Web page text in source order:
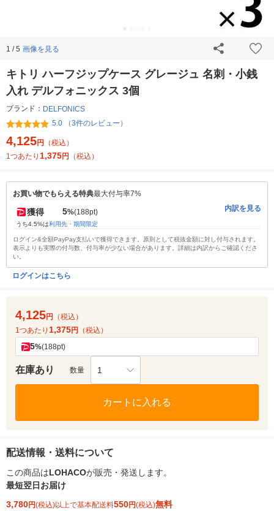
1 / 5 画像を見る
キトリ ハーフジップケース グレージュ 名刺・小銭
入れ デルフォニックス 3個
ブランド： DELFONICS
5.0 （3件のレビュー）
4,125円
（税込）
1つあたり 1,375円 （税込）
お買い物でもらえる特典最大付与率7%
獲得 5%(188pt)
うち4.5%は利用先・期間限定
内訳を見る
ログイン&全額PayPay支払いで獲得できます。原則として税抜金額に対し付与されます。
表示よりも実際の付与数、付与率が少ない場合があります。詳細は内訳からご確認くださ
い。
ログインはこちら
4,125円
（税込）
1つあたり 1,375円 （税込）
5%(188pt)
在庫あり 数量 1
カートに入れる
配送情報・送料について
この商品はLOHACOが販売・発送します。
最短翌日お届け
3,780円(税込)以上で基本配送料550円(税込)無料